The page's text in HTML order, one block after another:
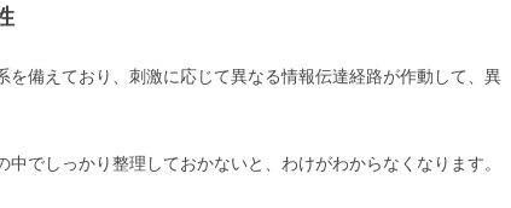
を備えており、刺激に応じて異なる情報伝達経路が作動して、異
でしっかり整理しておかないと、わけがわからなくなります。